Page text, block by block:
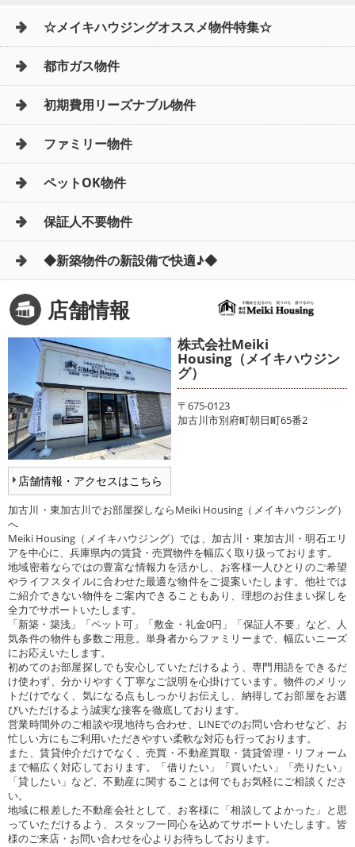
☆メイキハウジングオススメ物件特集☆
都市ガス物件
初期費用リーズナブル物件
ファミリー物件
ペットOK物件
保証人不要物件
◆新築物件の新設備で快適♪◆
店舗情報
店舗情報・アクセスはこちら
株式会社Meiki
Housing（メイキハウジン
グ）
〒675-0123
加古川市別府町朝日町65番2
加古川・東加古川でお部屋探しならMeiki Housing（メイキハウジング）
へ
Meiki Housing（メイキハウジング）では、加古川・東加古川・明石エリ
アを中心に、兵庫県内の賃貸・売買物件を幅広く取り扱っております。
地域密着ならではの豊富な情報力を活かし、お客様一人ひとりのご希望
やライフスタイルに合わせた最適な物件をご提案いたします。他社では
ご紹介できない物件をご案内できることもあり、理想のお住まい探しを
全力でサポートいたします。
「新築・築浅」「ペット可」「敷金・礼金0円」「保証人不要」など、人
気条件の物件も多数ご用意。単身者からファミリーまで、幅広いニーズ
にお応えいたします。
初めてのお部屋探しでも安心していただけるよう、専門用語をできるだ
け使わず、分かりやすく丁寧なご説明を心掛けています。物件のメリッ
トだけでなく、気になる点もしっかりお伝えし、納得してお部屋をお選
びいただけるよう誠実な接客を徹底しております。
営業時間外のご相談や現地待ち合わせ、LINEでのお問い合わせなど、お
忙しい方にもご利用いただきやすい柔軟な対応も行っております。
また、賃貸仲介だけでなく、売買・不動産買取・賃貸管理・リフォーム
まで幅広く対応しております。「借りたい」「買いたい」「売りたい」
「貸したい」など、不動産に関することは何でもお気軽にご相談くださ
い。
地域に根差した不動産会社として、お客様に「相談してよかった」と思
っていただけるよう、スタッフ一同心を込めてサポートいたします。皆
様のご来店・お問い合わせを心よりお待ちしております。